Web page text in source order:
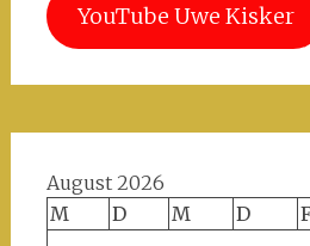
YouTube Uwe Kisker
August 2026
M
D M D